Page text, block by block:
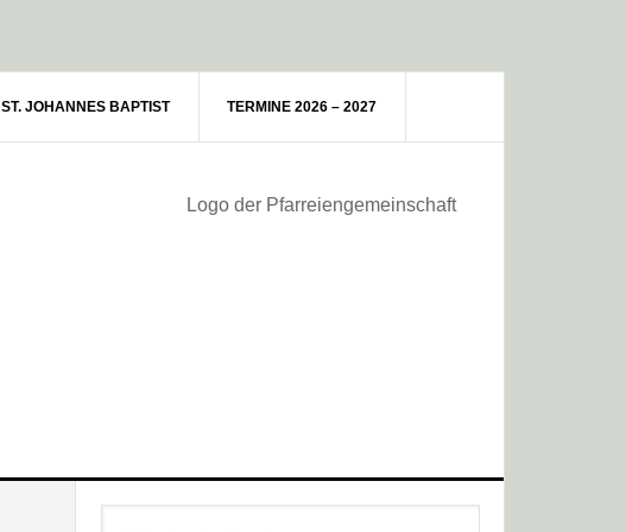
ST. JOHANNES BAPTIST TERMINE 2026 – 2027
Haupt-